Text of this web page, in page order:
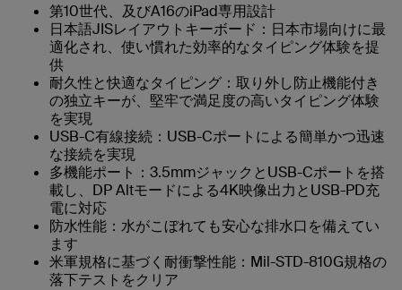
第10世代、及びA16のiPad専用設計
日本語JISレイアウトキーボード：日本市場向けに最
適化され、使い慣れた効率的なタイピング体験を提
供
耐久性と快適なタイピング：取り外し防止機能付き
の独立キーが、堅牢で満足度の高いタイピング体験
を実現
USB-C有線接続：USB-Cポートによる簡単かつ迅速
な接続を実現
多機能ポート：3.5mmジャックとUSB-Cポートを搭
載し、DP Altモードによる4K映像出力とUSB-PD充
電に対応
防水性能：水がこぼれても安心な排水口を備えてい
ます
米軍規格に基づく耐衝撃性能：Mil-STD-810G規格の
落下テストをクリア